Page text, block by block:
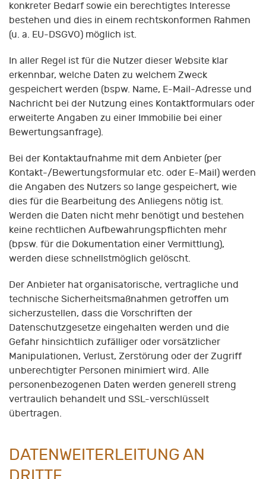
konkreter Bedarf sowie ein berechtigtes Interesse
bestehen und dies in einem rechtskonformen Rahmen
(u. a. EU-DSGVO) möglich ist.
In aller Regel ist für die Nutzer dieser Website klar
erkennbar, welche Daten zu welchem Zweck
gespeichert werden (bspw. Name, E-Mail-Adresse und
Nachricht bei der Nutzung eines Kontaktformulars oder
erweiterte Angaben zu einer Immobilie bei einer
Bewertungsanfrage).
Bei der Kontaktaufnahme mit dem Anbieter (per
Kontakt-/Bewertungsformular etc. oder E-Mail) werden
die Angaben des Nutzers so lange gespeichert, wie
dies für die Bearbeitung des Anliegens nötig ist.
Werden die Daten nicht mehr benötigt und bestehen
keine rechtlichen Aufbewahrungspflichten mehr
(bpsw. für die Dokumentation einer Vermittlung),
werden diese schnellstmöglich gelöscht.
Der Anbieter hat organisatorische, vertragliche und
technische Sicherheitsmaßnahmen getroffen um
sicherzustellen, dass die Vorschriften der
Datenschutzgesetze eingehalten werden und die
Gefahr hinsichtlich zufälliger oder vorsätzlicher
Manipulationen, Verlust, Zerstörung oder der Zugriff
unberechtigter Personen minimiert wird. Alle
personenbezogenen Daten werden generell streng
vertraulich behandelt und SSL-verschlüsselt
übertragen.
DATENWEITERLEITUNG AN